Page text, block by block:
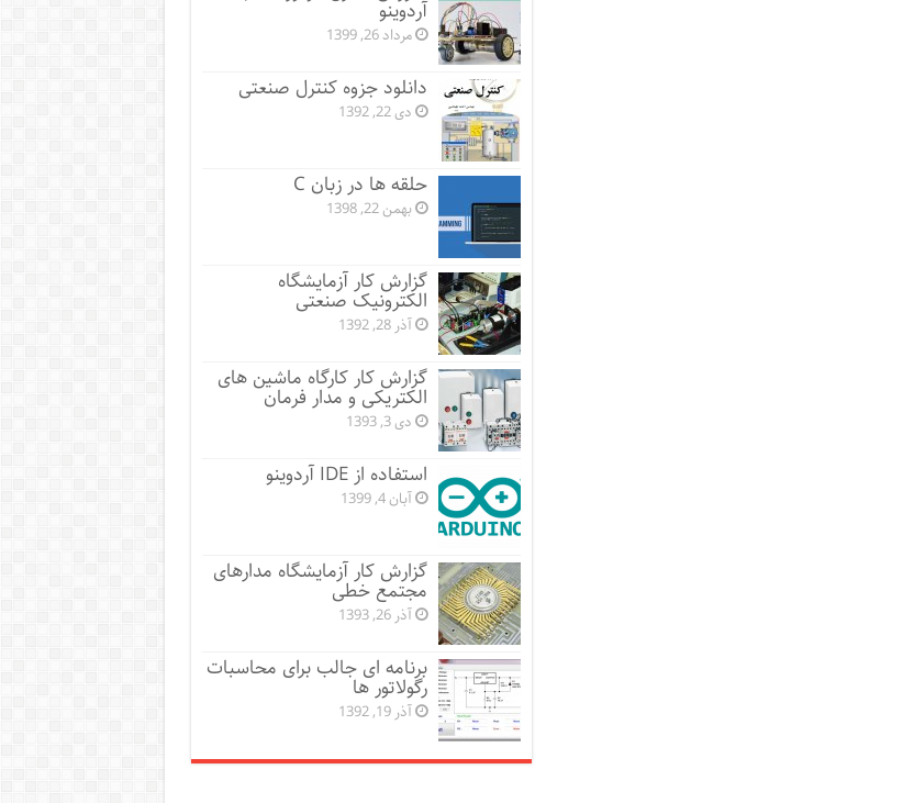
آردوینو
مرداد 26, 1399
دانلود جزوه کنترل صنعتی
دی 22, 1392
حلقه ها در زبان C
بهمن 22, 1398
گزارش کار آزمایشگاه
الکترونیک صنعتی
آذر 28, 1392
گزارش کار کارگاه ماشین های
الکتریکی و مدار فرمان
دی 3, 1393
استفاده از IDE آردوینو
آبان 4, 1399
گزارش کار آزمایشگاه مدارهای
مجتمع خطی
آذر 26, 1393
برنامه ای جالب برای محاسبات
رگولاتور ها
آذر 19, 1392